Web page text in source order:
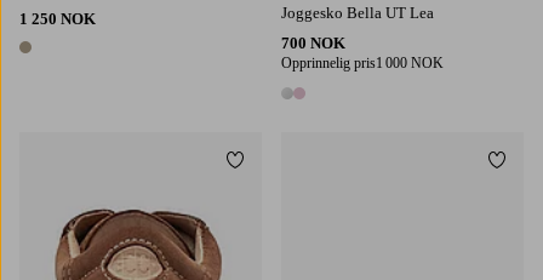
1 250 NOK
1 farge
Joggesko Bella UT Lea
700 NOK
Opprinnelig pris1 000 NOK
2 farger
Legg til favoritter